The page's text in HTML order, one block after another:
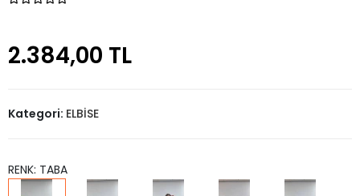
2.384,00 TL
Kategori: ELBİSE
RENK: TABA